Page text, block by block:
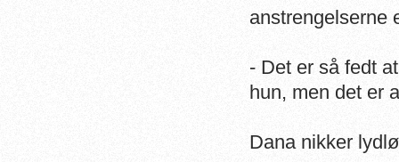
anstrengelserne
- Det er så fedt
hun, men det er
Dana nikker